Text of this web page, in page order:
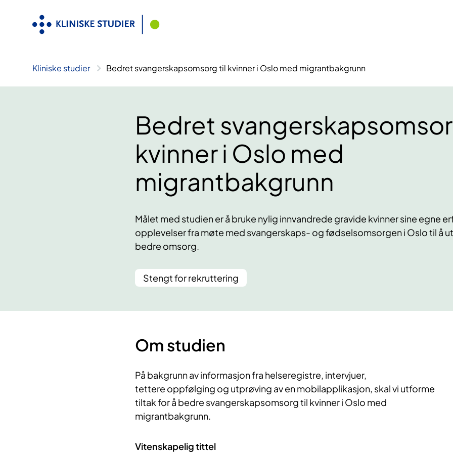
Kliniske studier Bedret svangerskapsomsorg til kvinner i Oslo med migrantbakgrunn
Bedret
kvinner i Oslo med
migrantbakgrunn
Målet med studien er å bruke nylig innvandrede gravide kvinner sine egne
opplevelser fra møte med svangerskaps- og fødselsomsorgen i Oslo til å
bedre omsorg.
Stengt for rekruttering
Om studien
På bakgrunn av informasjon fra helseregistre, intervjuer,
tettere oppfølging og utprøving av en mobilapplikasjon, skal vi utforme
tiltak for å bedre svangerskapsomsorg til kvinner i Oslo med
migrantbakgrunn.
Vitenskapelig tittel